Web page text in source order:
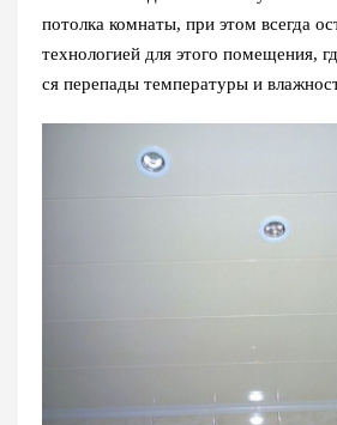
потолка комнаты, при этом всегда
технологией для этого помещения,
ся перепады температуры и